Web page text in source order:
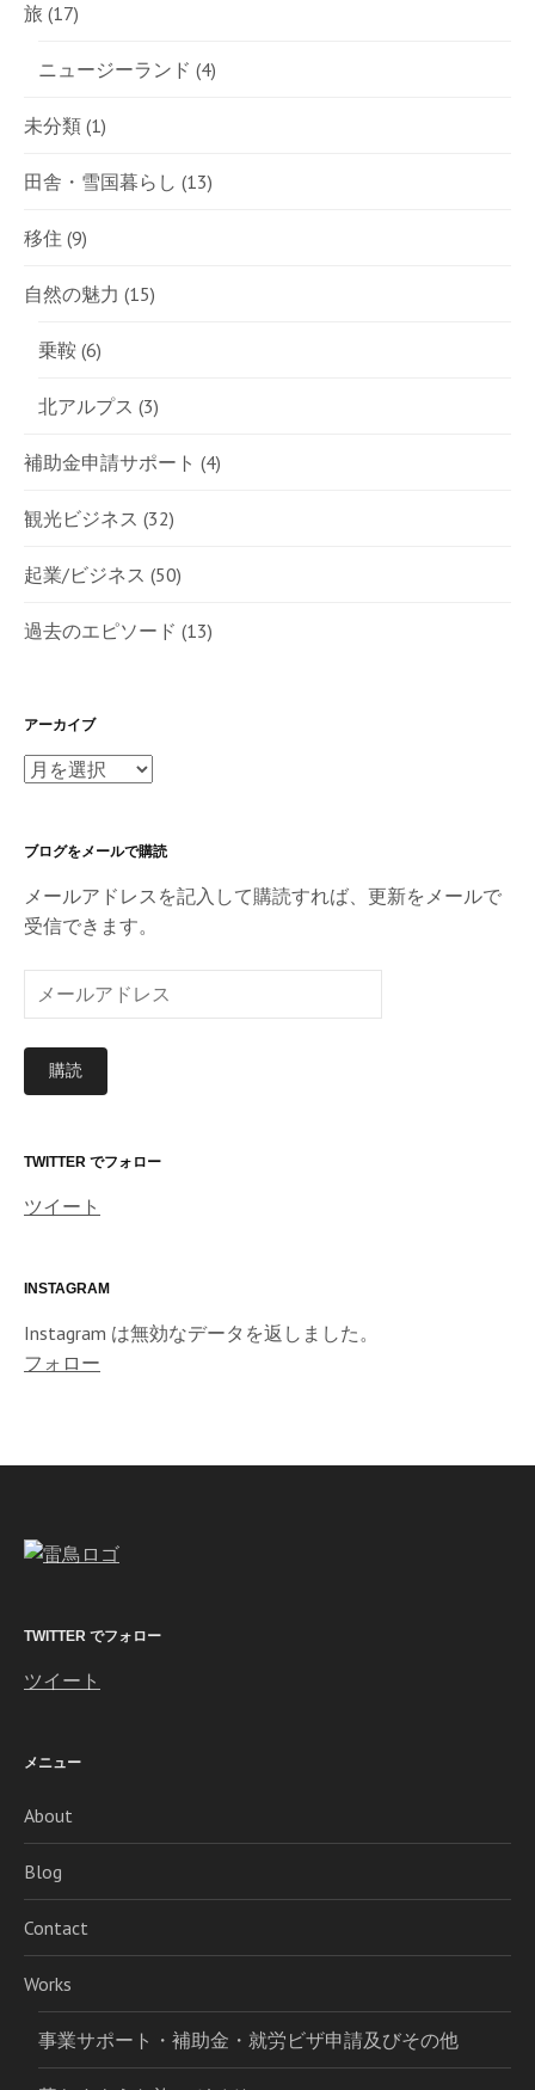
旅 (17)
ニュージーランド (4)
未分類 (1)
田舎・雪国暮らし (13)
移住 (9)
自然の魅力 (15)
乗鞍 (6)
北アルプス (3)
補助金申請サポート (4)
観光ビジネス (32)
起業/ビジネス (50)
過去のエピソード (13)
アーカイブ
ア
イ
ブ
ブログをメールで購読
メールアドレスを記入して購読すれば、更新をメールで
受信できます。
ー
ル
ド
ス
購読
TWITTER でフォロー
ツイート
INSTAGRAM
Instagram は無効なデータを返しました。
フォロー
TWITTER でフォロー
ツイート
メニュー
About
Blog
Contact
Works
事業サポート・補助金・就労ビザ申請及びその他